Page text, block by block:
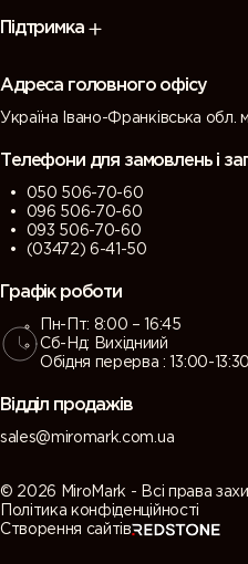
Підтримка
Адреса головного офісу
Україна Івано-Франківська
Телефони для замовлень і
050 506-70-60
096 506-70-60
093 506-70-60
(03472) 6-41-50
Графік роботи
Пн-Пт: 8:00 – 16:45
Сб-Нд: Вихідниий
Обідня перерва : 13:00-13:30
Відділ продажів
sales@miromark.com.ua
© 2026 MiroMark - Всі права
Політика конфіденційності
Створення сайтів